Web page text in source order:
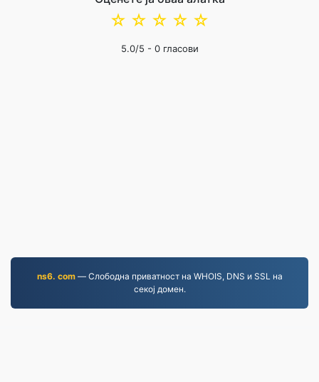
☆
☆
☆
☆
☆
5.0/5 - 0гласови
ns6. com— Слободна приватност на WHOIS, DNS и SSL на
секој домен.